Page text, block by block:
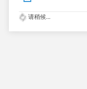
请稍候...